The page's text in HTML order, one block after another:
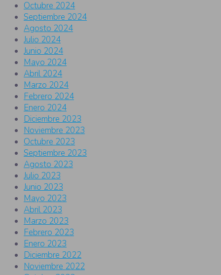
Octubre 2024
Septiembre 2024
Agosto 2024
Julio 2024
Junio 2024
Mayo 2024
Abril 2024
Marzo 2024
Febrero 2024
Enero 2024
Diciembre 2023
Noviembre 2023
Octubre 2023
Septiembre 2023
Agosto 2023
Julio 2023
Junio 2023
Mayo 2023
Abril 2023
Marzo 2023
Febrero 2023
Enero 2023
Diciembre 2022
Noviembre 2022